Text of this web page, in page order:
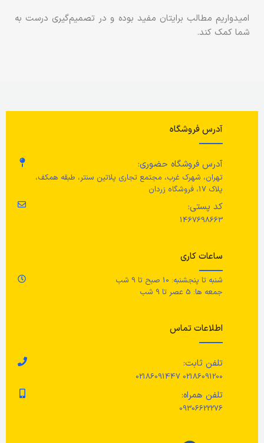
امیدواریم مطالب برایتان مفید بوده و در تصمیم‌گیری درست به
شما کمک کند.
آدرس فروشگاه
آدرس فروشگاه حضوری:
تهران، شهرک غرب، مجتمع تجاری پلاتین سنتر، طبقه همکف،
پلاک 17، فروشگاه زردان
کد پستی:
1467698663
ساعات کاری
شنبه تا پنجشنبه: 10 صبح تا 9 شب
جمعه ها: 5 عصر تا 9 شب
اطلاعات تماس
تلفن ثابت:
02186091200 02186091447
تلفن همراه:
09306622276